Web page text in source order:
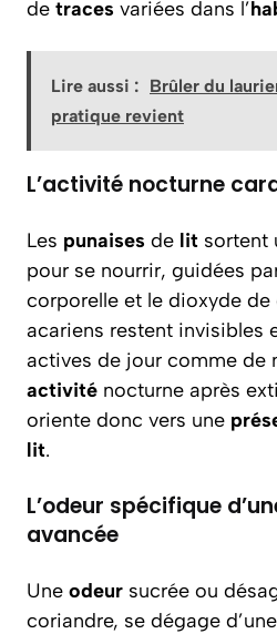
de traces variées dans l’
Lire aussi : Brûler du
pratique revient
L’activité nocturne
Les punaises de lit sortent
pour se nourrir, guidées
corporelle et le dioxyde de
acariens restent invisibles
actives de jour comme de
activité nocturne après
oriente donc vers une
lit.
L’odeur spécifique
avancée
Une odeur sucrée ou
coriandre, se dégage d’une